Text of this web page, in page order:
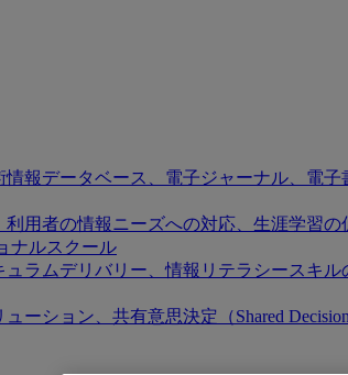
報データベース、電子ジャーナル、電
用者の情報ニーズへの対応、生涯学習の
ナルスクール
ラムデリバリー、情報リテラシースキ
ーション、共有意思決定（Shared